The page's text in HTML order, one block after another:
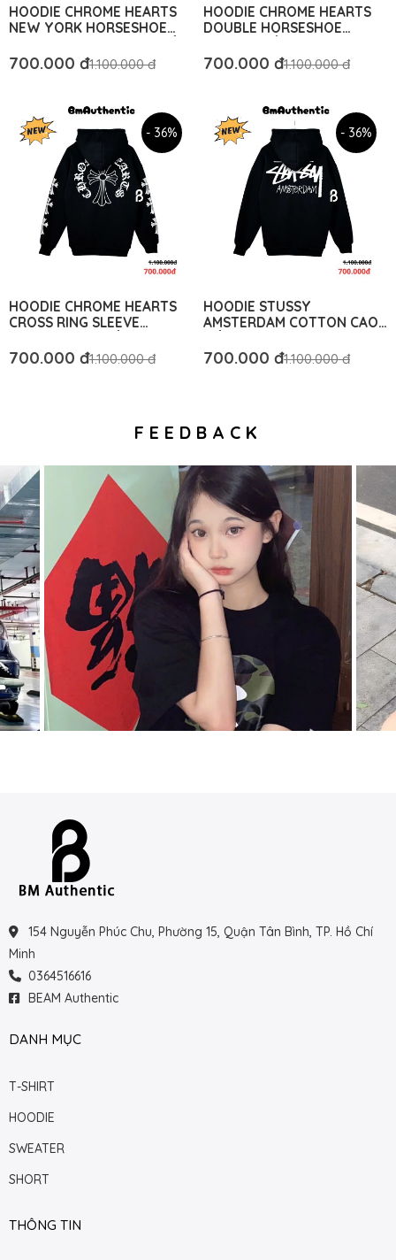
HOODIE CHROME HEARTS
NEW YORK HORSESHOE
FORM RỘNG - BM
AUTHENTIC
700.000 đ1.100.000 đ
HOODIE CHROME HEARTS
DOUBLE HORSESHOE
RỘNG – BM AUTHENTIC
700.000 đ1.100.000 đ
- 36%
HOODIE CHROME HEARTS
CROSS RING SLEEVE
RỘNG - BM AUTHENTIC
700.000 đ1.100.000 đ
- 36%
HOODIE STUSSY
AMSTERDAM COTTON CAO
AUTHENTIC
700.000 đ1.100.000 đ
FEEDBACK
154 Nguyễn Phúc Chu, Phường 15, Quận Tân Bình, TP. Hồ Chí
Minh
0364516616
BEAM Authentic
DANH MỤC
T-SHIRT
HOODIE
SWEATER
SHORT
THÔNG TIN